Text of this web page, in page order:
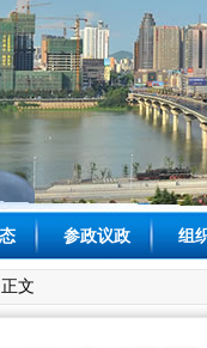
参政议政 组
文